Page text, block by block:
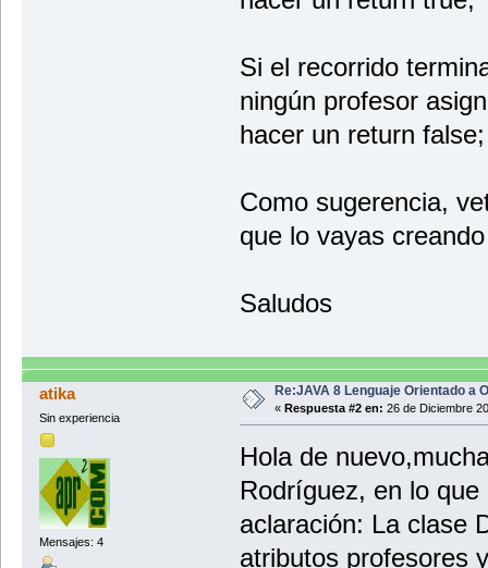
Si el recorrido
ningún profesor
hacer un return false;
Como sugerencia,
que lo vayas
Saludos
atika
Sin experiencia
Mensajes: 4
Re:JAVA 8 Lenguaje Orientado a
« Respuesta #2 en: 26 de Diciembre
Hola de
Rodríguez, en lo
aclaración: La clase
atributos profesores